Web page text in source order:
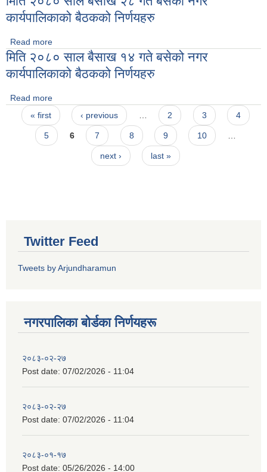
कार्यपालिकाको बैठकको निर्णयहरु
Read more
बैठकको निर्णयहरु
मिति २०८० साल बैसाख १४ गते बसेको नगर
कार्यपालिकाको बैठकको निर्णयहरु
Read more
बैठकको निर्णयहरु
Pages
« first ‹ previous … 2 3 4
5 6 7 8 9 10 …
next › last »
Twitter Feed
Tweets by Arjundharamun
नगरपालिका बाेर्डका निर्णयहरू
२०८३-०२-२७
Post date: 07/02/2026 - 11:04
२०८३-०२-२७
Post date: 07/02/2026 - 11:04
२०८३-०१-१७
Post date: 05/26/2026 - 14:00